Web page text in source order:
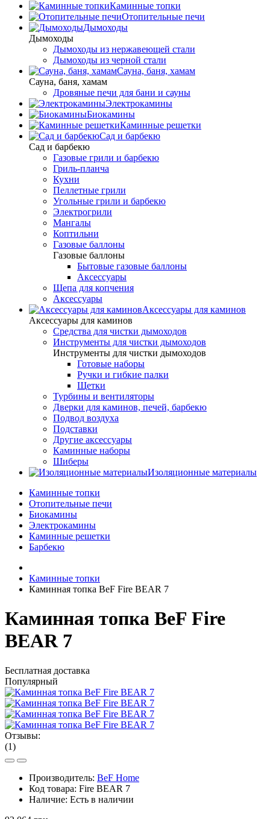
Каминные топки
Отопительные печи
Дымоходы
Дымоходы
Дымоходы из нержавеющей стали
Дымоходы из черной стали
Сауна, баня, хамам
Сауна, баня, хамам
Дровяные печи для бани и сауны
Электрокамины
Биокамины
Каминные решетки
Сад и барбекю
Сад и барбекю
Газовые грили и барбекю
Гриль-планча
Кухни
Пеллетные грили
Угольные грили и барбекю
Электрогрили
Мангалы
Коптильни
Газовые баллоны
Газовые баллоны
Бытовые газовые баллоны
Аксессуары
Щепа для копчения
Аксессуары
Аксессуары для каминов
Аксессуары для каминов
Cредства для чистки дымоходов
Инструменты для чистки дымоходов
Инструменты для чистки дымоходов
Готовые наборы
Ручки и гибкие палки
Щетки
Турбины и вентиляторы
Дверки для каминов, печей, барбекю
Подвод воздуха
Подставки
Другие аксессуары
Каминные наборы
Шиберы
Изоляционные материалы
Каминные топки
Отопительные печи
Биокамины
Электрокамины
Каминные решетки
Барбекю
Каминные топки
Каминная топка BeF Fire BEAR 7
Каминная топка BeF Fire
BEAR 7
Бесплатная доставка
Популярный
Отзывы:
(1)
Производитель: BeF Home
Код товара: Fire BEAR 7
Наличие: Есть в наличии